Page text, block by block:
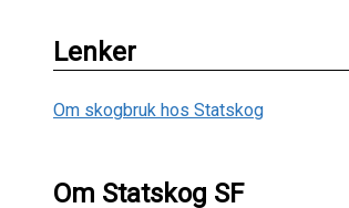
Lenker
Om skogbruk hos Statskog
Om Statskog SF